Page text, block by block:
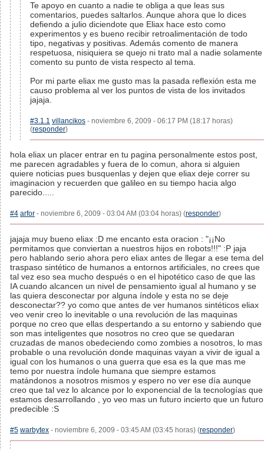
Te apoyo en cuanto a nadie te obliga a que leas sus
comentarios, puedes saltarlos. Aunque ahora que lo dices
defiendo a julio diciendote que Eliax hace esto como
experimentos y es bueno recibir retroalimentación de todo
tipo, negativas y positivas. Además comento de manera
respetuosa, nisiquiera se quejo ni trato mal a nadie solamente
comento su punto de vista respecto al tema.
Por mi parte eliax me gusto mas la pasada reflexión esta me
causo problema al ver los puntos de vista de los invitados
jajaja.
#3.1.1 villancikos - noviembre 6, 2009 - 06:17 PM (18:17 horas)
(responder)
hola eliax un placer entrar en tu pagina personalmente estos post,
me parecen agradables y fuera de lo comun, ahora si alguien
quiere noticias pues busquenlas y dejen que eliax deje correr su
imaginacion y recuerden que galileo en su tiempo hacia algo
parecido.....
#4 arfor - noviembre 6, 2009 - 03:04 AM (03:04 horas) (responder)
jajaja muy bueno eliax :D me encanto esta oracion : "¡¡No
permitamos que conviertan a nuestros hijos en robots!!!" :P jaja
pero hablando serio ahora pero eliax antes de llegar a ese tema del
traspaso sintético de humanos a entornos artificiales, no crees que
tal vez eso sea mucho después o en el hipotético caso de que las
IA cuando alcancen un nivel de pensamiento igual al humano y se
las quiera desconectar por alguna índole y esta no se deje
desconectar?? yo como que antes de ver humanos sintéticos eliax
veo venir creo lo inevitable o una revolución de las maquinas
porque no creo que ellas despertando a su entorno y sabiendo que
son mas inteligentes que nosotros no creo que se quedaran
cruzadas de manos obedeciendo como zombies a nosotros, lo mas
probable o una revolución donde maquinas vayan a vivir de igual a
igual con los humanos o una guerra que esa es la que mas me
temo por nuestra índole humana que siempre estamos
matándonos a nosotros mismos y espero no ver ese día aunque
creo que tal vez lo alcance por lo exponencial de la tecnologías que
estamos desarrollando , yo veo mas un futuro incierto que un futuro
predecible :S
#5 warbytex - noviembre 6, 2009 - 03:45 AM (03:45 horas) (responder)